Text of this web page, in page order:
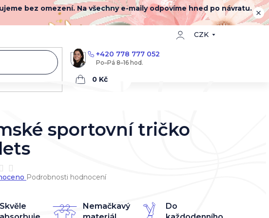
bez omezení. Na všechny e-maily odpovíme hned po návratu.
CZK
+420 778 777 052
Nákupní
Skvěle
Nemačkavý
Do
sportovní tričko
Podrobnosti hodnocení